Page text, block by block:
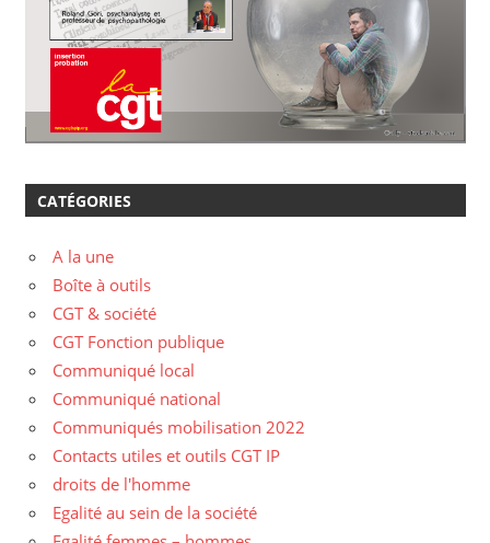
CATÉGORIES
A la une
Boîte à outils
CGT & société
CGT Fonction publique
Communiqué local
Communiqué national
Communiqués mobilisation 2022
Contacts utiles et outils CGT IP
droits de l'homme
Egalité au sein de la société